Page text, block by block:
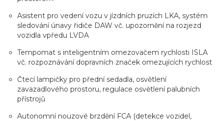
Asistent pro vedení vozu v jízdních pruzích LKA, systém
sledování únavy řidiče DAW vč. upozornění na rozjezd
vozidla vpředu LVDA
Tempomat s inteligentním omezovačem rychlosti ISLA
vč. rozpoznávání dopravních značek omezujících rychlost
Čtecí lampičky pro přední sedadla, osvětlení
zavazadlového prostoru, regulace osvětlení palubních
přístrojů
Autonomní nouzové brzdění FCA (detekce vozidel,